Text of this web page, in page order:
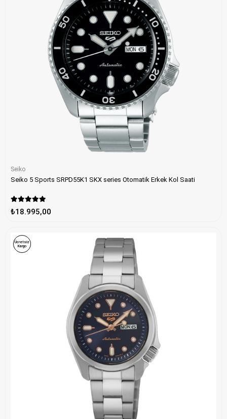
Seiko
Seiko 5 Sports SRPD55K1 SKX series Otomatik Erkek Kol Saati
₺18.995,00
Ücretsiz
Kargo